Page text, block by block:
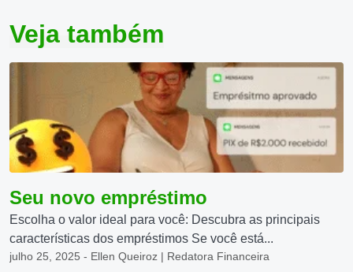
Veja também
Seu novo empréstimo
Escolha o valor ideal para você: Descubra as principais
características dos empréstimos Se você está...
julho 25, 2025 - Ellen Queiroz | Redatora Financeira